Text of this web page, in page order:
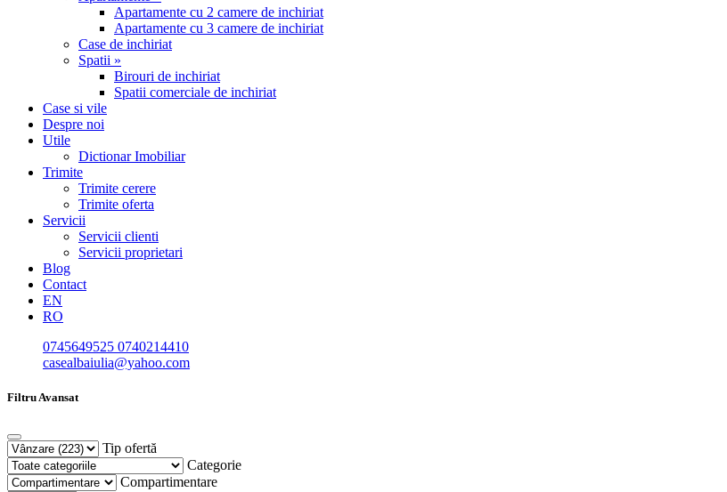
Apartamente cu 2 camere de inchiriat
Apartamente cu 3 camere de inchiriat
Case de inchiriat
Spatii »
Birouri de inchiriat
Spatii comerciale de inchiriat
Case si vile
Despre noi
Utile
Dictionar Imobiliar
Trimite
Trimite cerere
Trimite oferta
Servicii
Servicii clienti
Servicii proprietari
Blog
Contact
EN
RO
0745649525 0740214410
casealbaiulia@yahoo.com
Filtru Avansat
Tip ofertă
Categorie
Compartimentare